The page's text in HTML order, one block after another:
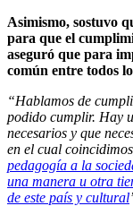
Asimismo, sostuvo
para que el
aseguró que para
común entre todos
“Hablamos de
podido cumplir. Hay
necesarios y que
en el cual coincidimos
pedagogía a la
una manera u otra
de este país y cultural